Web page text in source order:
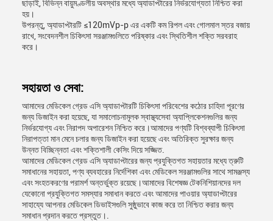
ছাড়াই, বিভিন্ন বায়ুমণ্ডলীয় অবস্থার মধ্যে অ্যাডাপ্টারের নির্ভরযোগ্যতা নিশ্চিত করা
হয়।
উপরন্তু, অ্যাডাপ্টারটি ≤120mVp-p এর একটি কম রিপল এবং গোলমাল স্তর বজায়
রাখে, সংবেদনশীল চিকিৎসা সরঞ্জামগুলিতে পরিষ্কার এবং স্থিতিশীল শক্তি সরবরাহ
করে।
সহায়তা ও সেবা:
আমাদের মেডিকেল গ্রেড এসি অ্যাডাপ্টারটি চিকিৎসা পরিবেশের কঠোর চাহিদা পূরণের
জন্য ডিজাইন করা হয়েছে, যা সমালোচনামূলক স্বাস্থ্যসেবা অ্যাপ্লিকেশনগুলির জন্য
নির্ভরযোগ্য এবং নিরাপদ অপারেশন নিশ্চিত করে।আমাদের পণ্যটি বিশ্বব্যাপী চিকিৎসা
নিরাপত্তা মান মেনে চলার জন্য ডিজাইন করা হয়েছে এবং অতিরিক্ত সুরক্ষার জন্য
উন্নত বিচ্ছিন্নতা এবং শক্তিশালী কেসিং দিয়ে সজ্জিত.
আমাদের মেডিকেল গ্রেড এসি অ্যাডাপ্টারের জন্য প্রযুক্তিগত সহায়তার মধ্যে ত্রুটি
সমাধানের সহায়তা, পণ্য ব্যবহারের নির্দেশিকা এবং মেডিকেল সরঞ্জামগুলির সাথে সামঞ্জস্য
এবং সংহতকরণের পরামর্শ অন্তর্ভুক্ত রয়েছে।আমাদের বিশেষজ্ঞ টেকনিশিয়ানদের দল
যেকোনো প্রযুক্তিগত সমস্যার সমাধান করতে এবং আমাদের পাওয়ার অ্যাডাপ্টারের
সাহায্যে আপনার মেডিকেল ডিভাইসগুলি সুষ্ঠুভাবে কাজ করে তা নিশ্চিত করার জন্য
সমাধান প্রদান করতে প্রস্তুত।.